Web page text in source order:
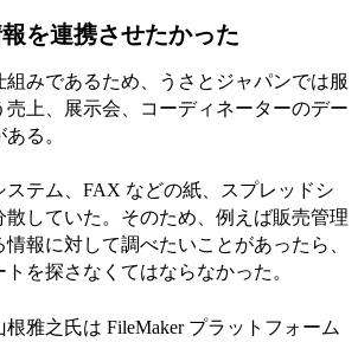
を連携させたかった
組みであるため、うさとジャパンでは服
上、展示会、コーディネーターのデー
る。
ステム、FAX などの紙、スプレッドシ
散していた。そのため、例えば販売管理
報に対して調べたいことがあったら、
を探さなくてはならなかった。
雅之氏は FileMaker プラットフォーム